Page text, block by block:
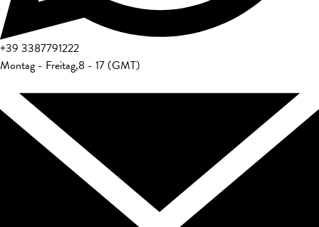
+39 3387791222
Montag - Freitag,8 - 17 (GMT)